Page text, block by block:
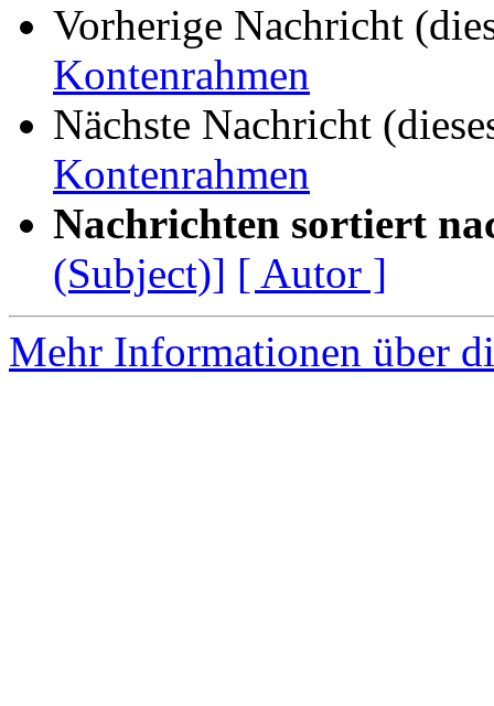
Vorherige Nachricht
Kontenrahmen
Nächste Nachricht
Kontenrahmen
Nachrichten sortiert
(Subject)] [ Autor ]
Mehr Informationen über